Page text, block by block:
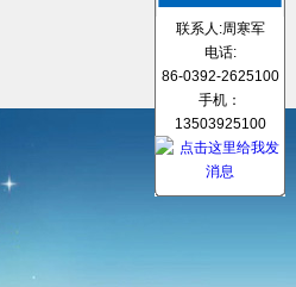
联系人:周寒军
电话:
86-0392-2625100
手机：
13503925100